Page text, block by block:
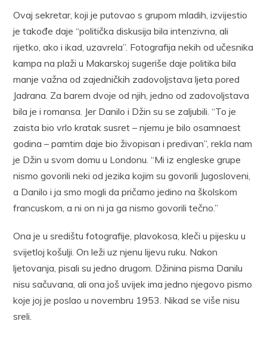
Ovaj sekretar, koji je putovao s grupom mladih, izvijestio
je takođe daje “politička diskusija bila intenzivna, ali
rijetko, ako i ikad, uzavrela”. Fotografija nekih od učesnika
kampa na plaži u Makarskoj sugeriše daje politika bila
manje važna od zajedničkih zadovoljstava ljeta pored
Jadrana. Za barem dvoje od njih, jedno od zadovoljstava
bila je i romansa. Jer Danilo i Džin su se zaljubili. “To je
zaista bio vrlo kratak susret – njemu je bilo osamnaest
godina – pamtim daje bio živopisan i predivan”, rekla nam
je Džin u svom domu u Londonu. “Mi iz engleske grupe
nismo govorili neki od jezika kojim su govorili Jugosloveni,
a Danilo i ja smo mogli da pričamo jedino na školskom
francuskom, a ni on ni ja ga nismo govorili tečno.”
Ona je u središtu fotografije, plavokosa, kleči u pijesku u
svijetloj košulji. On leži uz njenu lijevu ruku. Nakon
ljetovanja, pisali su jedno drugom. Džinina pisma Danilu
nisu sačuvana, ali ona još uvijek ima jedno njegovo pismo
koje joj je poslao u novembru 1953. Nikad se više nisu
sreli.